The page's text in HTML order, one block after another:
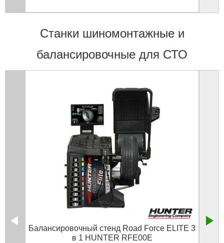
Станки шиномонтажные и
балансировочные для СТО
Балансировочный стенд Road Force ELITE 3
в 1 HUNTER RFE00E